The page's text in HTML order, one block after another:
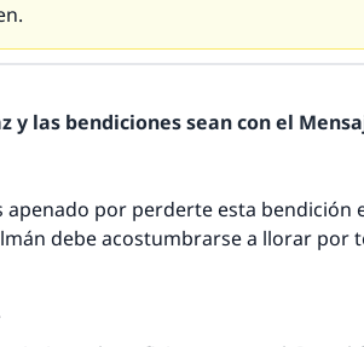
y las bendiciones sean con el
por perderte esta bendición
debe acostumbrarse a llorar por